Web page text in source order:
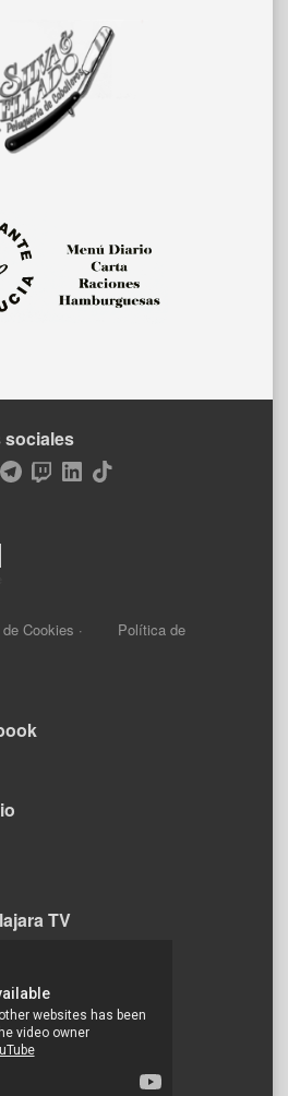
sociales
TelegramTwitchLinkedIn
TikTok
Cookies · Política de
TV